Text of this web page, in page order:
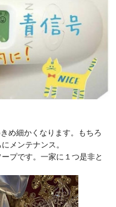
め細かくなります。もちろ
メンテナンス。
プです。 一家に１つ是非と